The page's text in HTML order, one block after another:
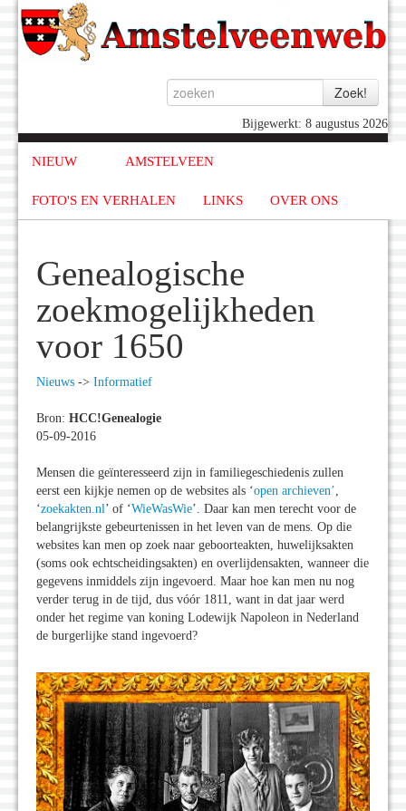
Bijgewerkt: 8 augustus 2026
NIEUW AMSTELVEEN
FOTO'S EN VERHALEN LINKS OVER ONS
Genealogische
zoekmogelijkheden
voor 1650
Nieuws -> Informatief
Bron: HCC!Genealogie
05-09-2016
Mensen die geïnteresseerd zijn in familiegeschiedenis zullen
eerst een kijkje nemen op de websites als ‘open archieven’,
‘zoekakten.nl’ of ‘WieWasWie’. Daar kan men terecht voor de
belangrijkste gebeurtenissen in het leven van de mens. Op die
websites kan men op zoek naar geboorteakten, huwelijksakten
(soms ook echtscheidingsakten) en overlijdensakten, wanneer die
gegevens inmiddels zijn ingevoerd. Maar hoe kan men nu nog
verder terug in de tijd, dus vóór 1811, want in dat jaar werd
onder het regime van koning Lodewijk Napoleon in Nederland
de burgerlijke stand ingevoerd?